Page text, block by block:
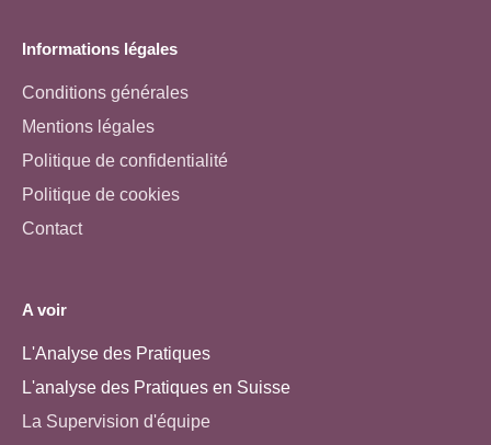
Informations légales
Conditions générales
Mentions légales
Politique de confidentialité
Politique de cookies
Contact
A voir
L'Analyse des Pratiques
L'analyse des Pratiques en Suisse
La Supervision d'équipe